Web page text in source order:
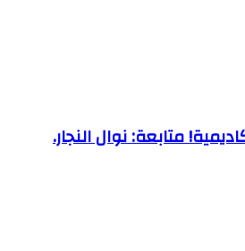
متابعة: نوال النجار.